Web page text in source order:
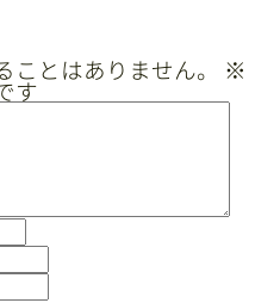
チャンネル
とはありません。 ※
す